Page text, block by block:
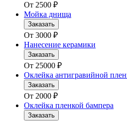
От 2500 ₽
Мойка днища
Заказать
От 3000 ₽
Нанесение керамики
Заказать
От 25000 ₽
Оклейка антигравийной
Заказать
От 2000 ₽
Оклейка пленкой бампера
Заказать